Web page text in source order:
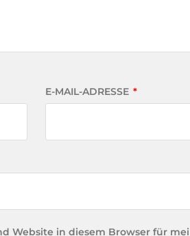
E-MAIL-ADRESSE *
Website in diesem Browser für